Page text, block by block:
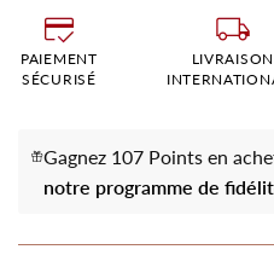
PAIEMENT
SÉCURISÉ
LIVRAISON
Gagnez 107 Points en
notre programme de